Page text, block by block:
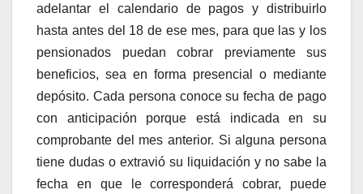
adelantar el calendario de pagos y distribuirlo
hasta antes del 18 de ese mes, para que las y los
pensionados puedan cobrar previamente sus
beneficios, sea en forma presencial o mediante
depósito. Cada persona conoce su fecha de pago
con anticipación porque está indicada en su
comprobante del mes anterior. Si alguna persona
tiene dudas o extravió su liquidación y no sabe la
fecha en que le corresponderá cobrar, puede